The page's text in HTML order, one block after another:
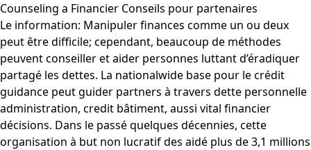
Counseling a Financier Conseils pour partenaires
Le information: Manipuler finances comme un ou deux
peut être difficile; cependant, beaucoup de méthodes
peuvent conseiller et aider personnes luttant d’éradiquer
partagé les dettes. La nationalwide base pour le crédit
guidance peut guider partners à travers dette personnelle
administration, credit bâtiment, aussi vital financier
décisions. Dans le passé quelques décennies, cette
organisation à but non lucratif des aidé plus de 3,1 millions